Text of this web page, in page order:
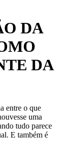
DA
DA
entre o que
uma
tudo parece
E também é